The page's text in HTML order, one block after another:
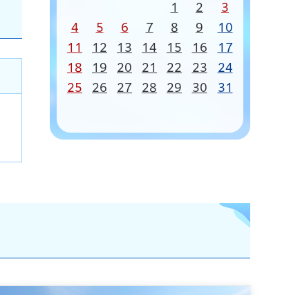
1
2
3
4
5 6 7 8 9
10
11
12 13 14 15 16
17
18
19 20 21 22 23
24
25
26 27 28 29 30 31